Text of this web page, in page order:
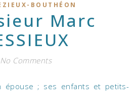
BOUTHÉON
Marc
No Comments